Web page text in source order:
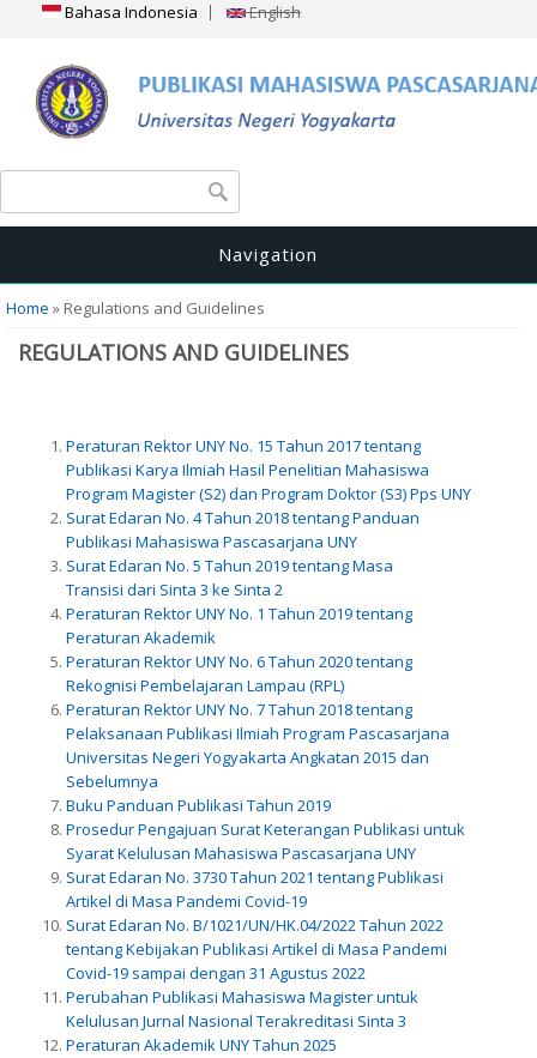
Bahasa Indonesia English
Search form
Navigation
You are here
Home » Regulations and Guidelines
REGULATIONS AND GUIDELINES
Peraturan Rektor UNY No. 15 Tahun 2017 tentang
Publikasi Karya Ilmiah Hasil Penelitian Mahasiswa
Program Magister (S2) dan Program Doktor (S3) Pps UNY
Surat Edaran No. 4 Tahun 2018 tentang Panduan
Publikasi Mahasiswa Pascasarjana UNY
Surat Edaran No. 5 Tahun 2019 tentang Masa
Transisi dari Sinta 3 ke Sinta 2
Peraturan Rektor UNY No. 1 Tahun 2019 tentang
Peraturan Akademik
Peraturan Rektor UNY No. 6 Tahun 2020 tentang
Rekognisi Pembelajaran Lampau (RPL)
Peraturan Rektor UNY No. 7 Tahun 2018 tentang
Pelaksanaan Publikasi Ilmiah Program Pascasarjana
Universitas Negeri Yogyakarta Angkatan 2015 dan
Sebelumnya
Buku Panduan Publikasi Tahun 2019
Prosedur Pengajuan Surat Keterangan Publikasi untuk
Syarat Kelulusan Mahasiswa Pascasarjana UNY
Surat Edaran No. 3730 Tahun 2021 tentang Publikasi
Artikel di Masa Pandemi Covid-19
Surat Edaran No. B/1021/UN/HK.04/2022 Tahun 2022
tentang Kebijakan Publikasi Artikel di Masa Pandemi
Covid-19 sampai dengan 31 Agustus 2022
Perubahan Publikasi Mahasiswa Magister untuk
Kelulusan Jurnal Nasional Terakreditasi Sinta 3
Peraturan Akademik UNY Tahun 2025